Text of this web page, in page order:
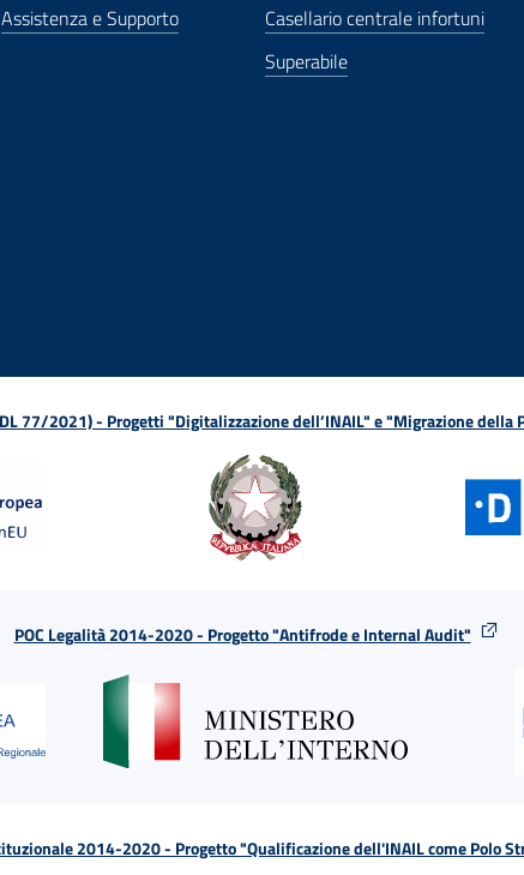
Assistenza e Supporto
Casellario centrale infortuni
Superabile
77/2021) - Progetti "Digitalizzazione dell’INAIL" e "Migrazione della
POC Legalità 2014-2020 - Progetto "Antifrode e Internal Audit"
2014-2020 - Progetto "Qualificazione dell'INAIL come Polo